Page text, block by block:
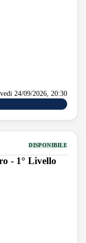
24/09/2026, 20:30
DISPONIBILE
- 1° Livello